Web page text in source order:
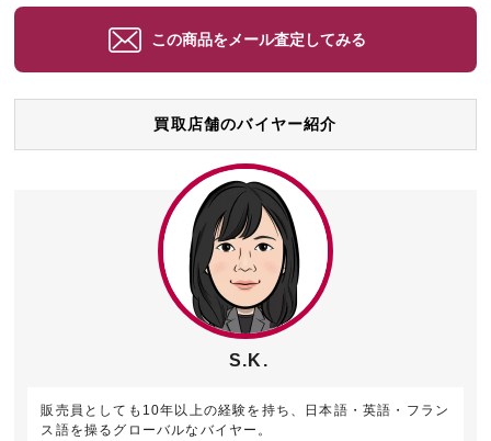
この商品をメール査定してみる
買取店舗のバイヤー紹介
S.K.
販売員としても10年以上の経験を持ち、日本語・英語・フラン
ス語を操るグローバルなバイヤー。